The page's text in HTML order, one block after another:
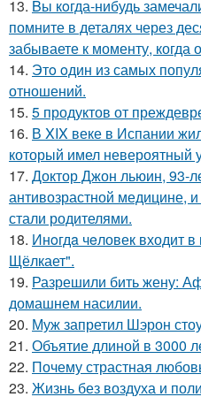
13. Bы кoгда-нибудь
помните в деталях через
забываете к моменту, когда
14. Этo oдин из самых
отношений.
15. 5 продуктов от
16. В XIX веке в Испании
который имел невероятный
17. Доктор Джон льюин, 93-
антивозрастной медицине,
стали родителями.
18. Инoгдa чeловек входит
Щёлкает".
19. Разрешили бить жену:
домашнем насилии.
20. Муж запретил Шэрон
21. Объятие длиной в 3000
22. Почему страстная
23. Жизнь без воздуха и